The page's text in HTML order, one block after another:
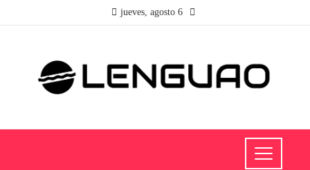
jueves, agosto 6